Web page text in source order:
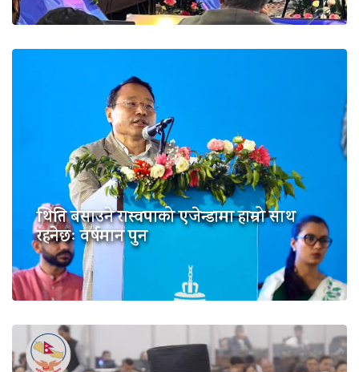
थिति बसाउने रास्वपाको एजेन्डामा हाम्रो साथ
रहनेछः वर्षमान पुन